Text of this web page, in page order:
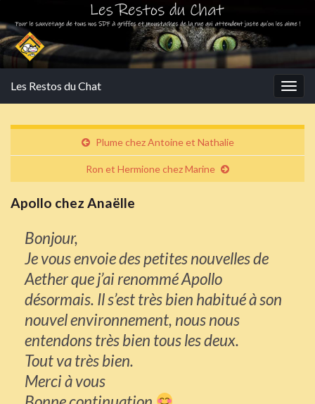
Les Restos du Chat
Plume chez Antoine et Nathalie
Ron et Hermione chez Marine
Apollo chez Anaëlle
Bonjour,
Je vous envoie des petites nouvelles de
Aether que j’ai renommé Apollo
désormais. Il s’est très bien habitué à son
nouvel environnement, nous nous
entendons très bien tous les deux.
Tout va très bien.
Merci à vous